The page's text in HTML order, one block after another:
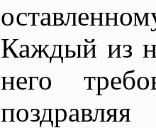
Каждый из
него